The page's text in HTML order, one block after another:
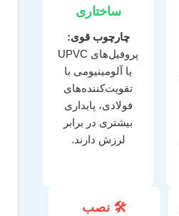
ساختاری
چارچوب قوی:
پروفیل‌های UPVC
یا آلومینیومی با
تقویت‌کننده‌های
فولادی، پایداری
بیشتری در برابر
لرزش دارند.
🛠️ نصب